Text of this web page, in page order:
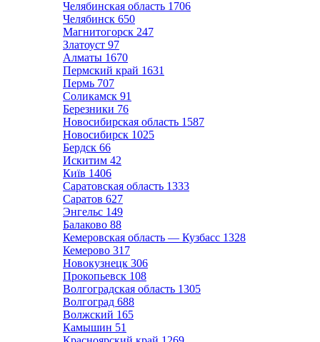
Челябинская область 1706
Челябинск 650
Магнитогорск 247
Златоуст 97
Алматы 1670
Пермский край 1631
Пермь 707
Соликамск 91
Березники 76
Новосибирская область 1587
Новосибирск 1025
Бердск 66
Искитим 42
Київ 1406
Саратовская область 1333
Саратов 627
Энгельс 149
Балаково 88
Кемеровская область — Кузбасс 1328
Кемерово 317
Новокузнецк 306
Прокопьевск 108
Волгоградская область 1305
Волгоград 688
Волжский 165
Камышин 51